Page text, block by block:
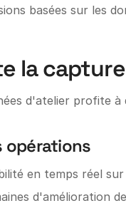
basées sur les
la
d'atelier profite
opérations
en temps réel
d'amélioration